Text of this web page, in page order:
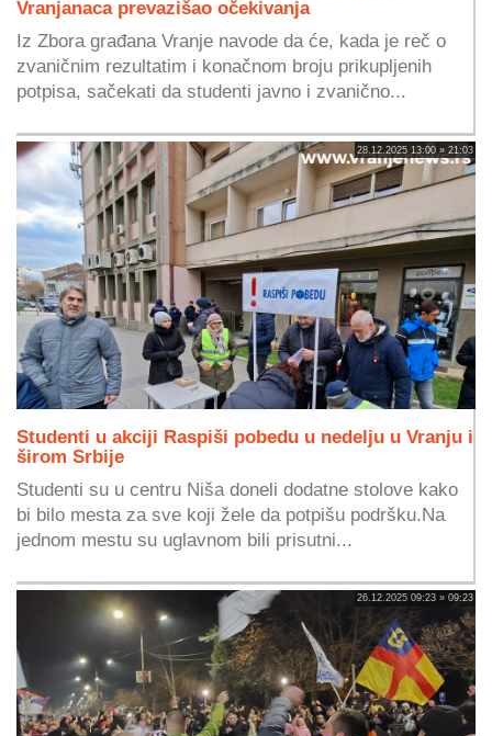
Vranjanaca prevazišao očekivanja
Iz Zbora građana Vranje navode da će, kada je reč o
zvaničnim rezultatim i konačnom broju prikupljenih
potpisa, sačekati da studenti javno i zvanično...
28.12.2025 13:00 » 21:03
Studenti u akciji Raspiši pobedu u nedelju u Vranju i
širom Srbije
Studenti su u centru Niša doneli dodatne stolove kako
bi bilo mesta za sve koji žele da potpišu podršku.Na
jednom mestu su uglavnom bili prisutni...
26.12.2025 09:23 » 09:23